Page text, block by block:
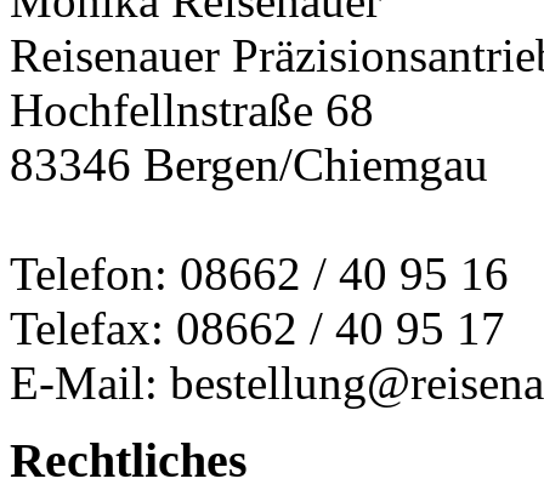
Reisenauer
Hochfellnstraße 68
83346 Bergen/Chiemgau
Telefon: 08662 / 40 95 16
Telefax: 08662 / 40 95 17
E-Mail:
Rechtliches